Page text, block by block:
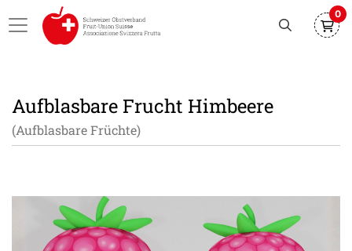
0
Aufblasbare Frucht Himbeere
(Aufblasbare Früchte)